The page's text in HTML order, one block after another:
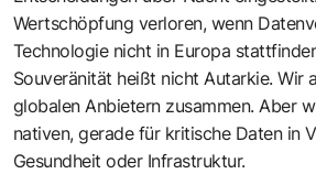
Wertschöpfung verloren, wenn
Technologie nicht in Europa
Souveränität heißt nicht Autarkie. Wir
globalen Anbietern ­zusammen. Aber
nativen, gerade für kritische Daten in
Gesundheit oder Infrastruktur.